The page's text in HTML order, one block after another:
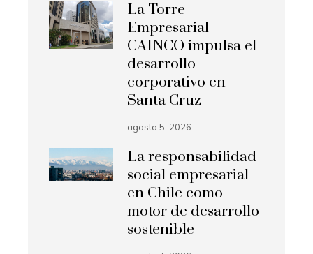
La Torre
Empresarial
CAINCO impulsa el
desarrollo
corporativo en
Santa Cruz
agosto 5, 2026
La responsabilidad
social empresarial
en Chile como
motor de desarrollo
sostenible